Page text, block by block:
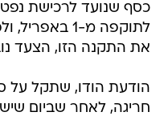
כסף שנועד לרכישת
לתוקפה מ-1
את התקנה הזו, הצעד
הודעת הודו, שתקל על
חריגה, לאחר שביום